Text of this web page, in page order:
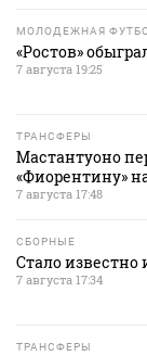
МОЛОДЕЖНАЯ
«Ростов»
7 августа 19:25
ТРАНСФЕРЫ
Мастантуоно
«Фиорентину»
7 августа 17:48
СБОРНЫЕ
Стало
7 августа 17:34
ТРАНСФЕРЫ